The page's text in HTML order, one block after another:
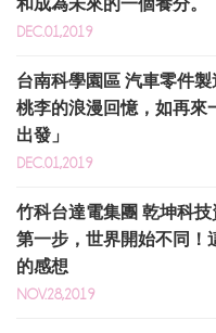
和成為未來的一個養分。
DEC.01,2019
台南科學園區 汽車零件
桃李的浪漫回憶，如再來
出發」
DEC.01,2019
竹科台達電集團 乾坤科
第一步，世界開始不同！
的感想
NOV.28,2019